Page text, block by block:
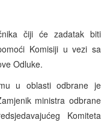
čiji će zadatak biti
Komisiji u vezi sa
Odluke.
u oblasti odbrane je
ministra odbrane
Komiteta